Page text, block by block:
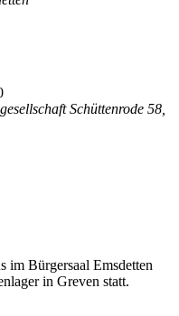
Schüttenrode 58,
im Bürgersaal Emsdetten
in Greven statt.